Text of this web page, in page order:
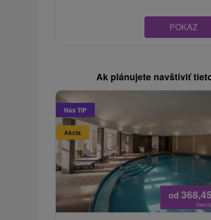
POKAZ
Ak plánujete navštíviť
Náš TIP
Akcia
od 368,45
/noc/